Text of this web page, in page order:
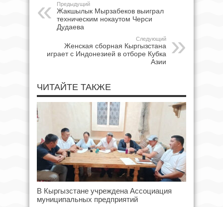
Предыдущий
Жакшылык Мырзабеков выиграл
техническим нокаутом Черси
Дудаева
Следующий
Женская сборная Кыргызстана
играет с Индонезией в отборе Кубка
Азии
ЧИТАЙТЕ ТАКЖЕ
В Кыргызстане учреждена Ассоциация
муниципальных предприятий